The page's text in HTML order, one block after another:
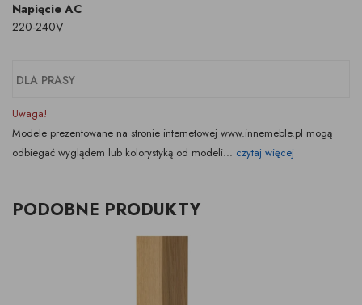
Napięcie AC
220-240V
DLA PRASY
Uwaga!
Modele prezentowane na stronie internetowej www.innemeble.pl mogą
odbiegać wyglądem lub kolorystyką od modeli... czytaj więcej
PODOBNE PRODUKTY